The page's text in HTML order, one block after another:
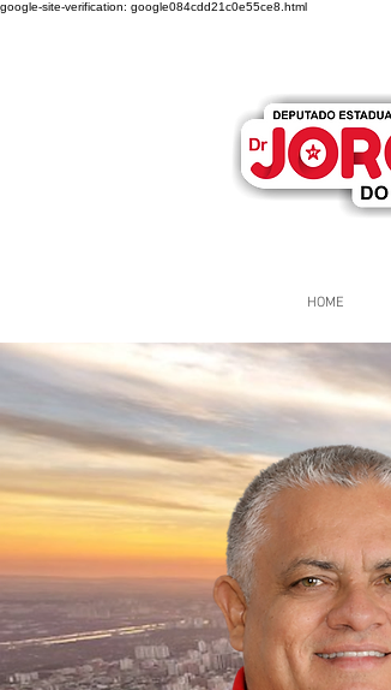
google-site-verification: google084cdd21c0e55ce8.html
HOME